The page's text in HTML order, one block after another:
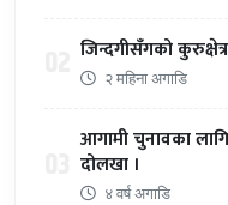
जिन्दगीसँगको कुरुक्षेत्र
२ महिना अगाडि
आगामी चुनावका
दोलखा ।
४ वर्ष अगाडि